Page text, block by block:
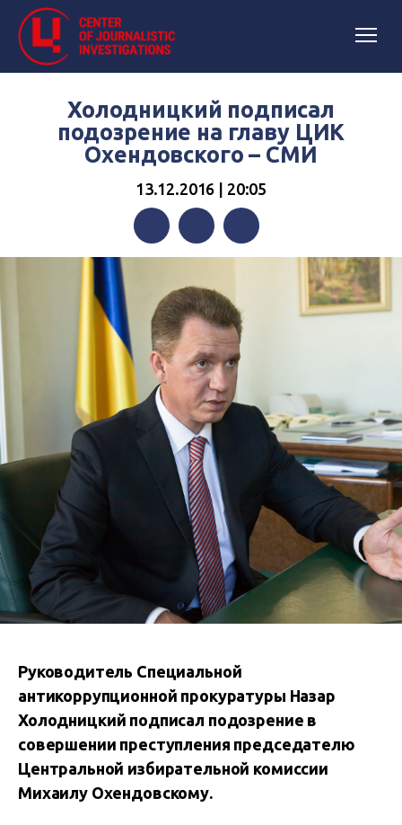
Холодницкий подписал
подозрение на главу ЦИК
Охендовского – СМИ
13.12.2016 | 20:05
FacebookTwitterTelegram
Руководитель Специальной
антикоррупционной прокуратуры Назар
Холодницкий подписал подозрение в
совершении преступления председателю
Центральной избирательной комиссии
Михаилу Охендовскому.